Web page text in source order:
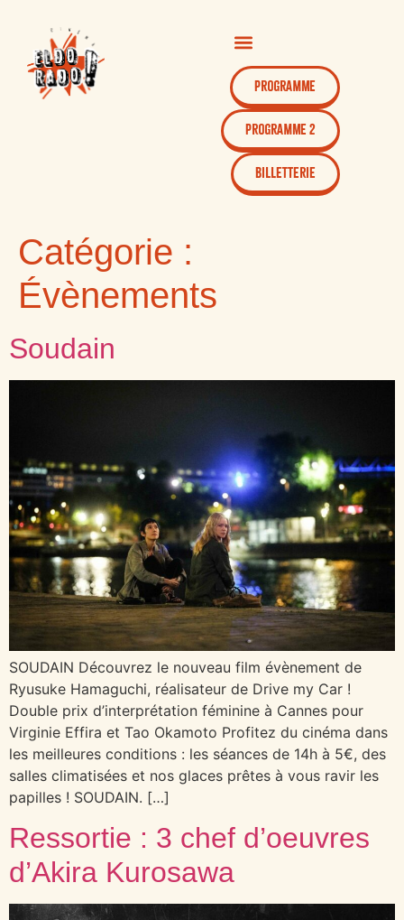
Programme
Programme 2
Billetterie
Catégorie :
Évènements
Soudain
SOUDAIN Découvrez le nouveau film évènement de
Ryusuke Hamaguchi, réalisateur de Drive my Car !
Double prix d’interprétation féminine à Cannes pour
Virginie Effira et Tao Okamoto Profitez du cinéma dans
les meilleures conditions : les séances de 14h à 5€, des
salles climatisées et nos glaces prêtes à vous ravir les
papilles ! SOUDAIN. […]
Ressortie : 3 chef d’oeuvres
d’Akira Kurosawa